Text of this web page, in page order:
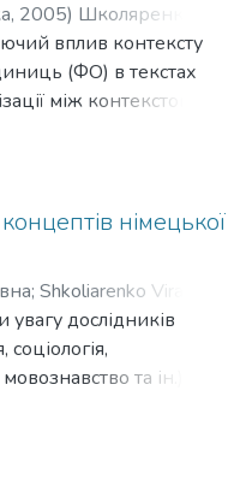
, 2005) Школяренко
вплив контексту
(ФО) в текстах
між контекстом і
з одного боку,
боку, контекст
ФО, посилюючи,німецької
; Shkoliarenko Vira
дослідників
та ін.). У
парадигму
мови емоцій. На